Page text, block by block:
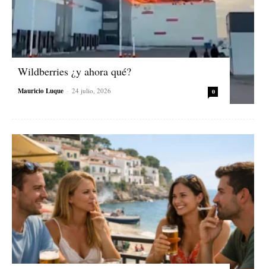
Wildberries ¿y ahora qué?
Mauricio Luque - 24 julio, 2026 0